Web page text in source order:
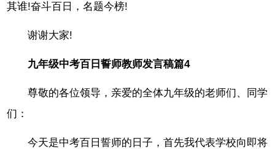
其谁!奋斗百日，名题今榜!
谢谢大家!
九年级中考百日誓师教师发言稿篇4
尊敬的各位领导，亲爱的全体九年级的老师们、同学
们：
今天是中考百日誓师的日子，首先我代表学校向即将